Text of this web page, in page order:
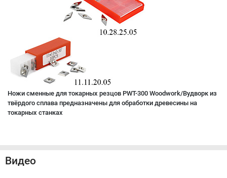
Ножи сменные для токарных резцов PWT-300 Woodwork/Вудворк из
твёрдого сплава предназначены для обработки древесины на
токарных станках
Видео